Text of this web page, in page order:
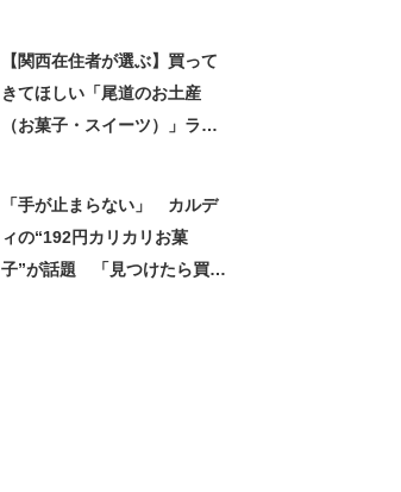
【関西在住者が選ぶ】買って
きてほしい「尾道のお土産
（お菓子・スイーツ）」ラン
「手が止まらない」 カルデ
ィの“192円カリカリお菓
子”が話題 「見つけたら買う